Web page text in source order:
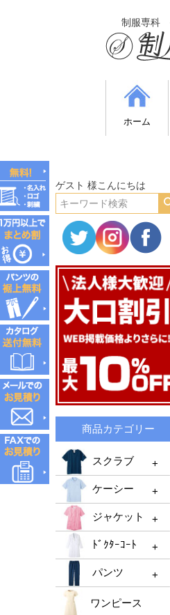
制服専科
ホーム
ゲスト 様こんにちは
商品カテゴリー
スクラブ
スクラブTOP
メンズスクラブ
レディーススクラブ
機能性スクラブ
ケーシー
ケーシーTOP
メンズケーシー
レディースケーシー
男女兼用ケーシー
ジャケット
メンズジャケット
ﾚﾃﾞｨｰｽジャケット
ﾄﾞｸﾀｰｺｰﾄ
ﾄﾞｸﾀｰｺｰﾄTOP
ﾒﾝｽﾞﾄﾞｸﾀｰｺｰﾄ
パンツ
パンツTOP
ワンピース